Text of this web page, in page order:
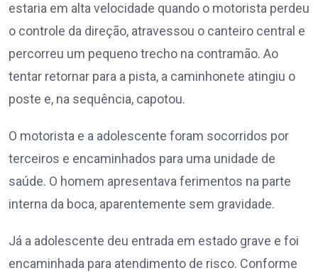
estaria em alta velocidade quando o motorista perdeu
o controle da direção, atravessou o canteiro central e
percorreu um pequeno trecho na contramão. Ao
tentar retornar para a pista, a caminhonete atingiu o
poste e, na sequência, capotou.
O motorista e a adolescente foram socorridos por
terceiros e encaminhados para uma unidade de
saúde. O homem apresentava ferimentos na parte
interna da boca, aparentemente sem gravidade.
Já a adolescente deu entrada em estado grave e foi
encaminhada para atendimento de risco. Conforme